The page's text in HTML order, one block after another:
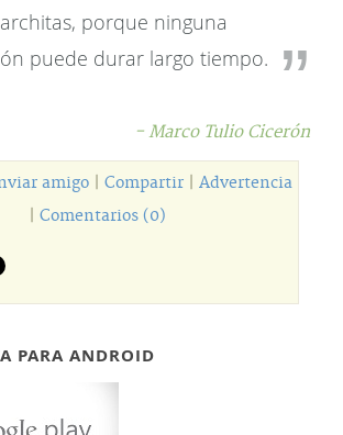
porque ninguna
puede durar largo tiempo.
- Marco Tulio Cicerón
amigo| Compartir| Advertencia
Comentarios (0)
PARA ANDROID